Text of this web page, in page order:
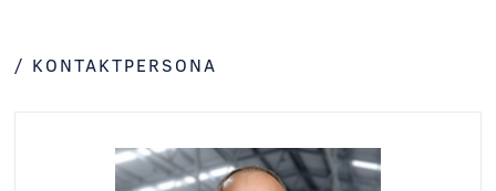
/ KONTAKTPERSONA